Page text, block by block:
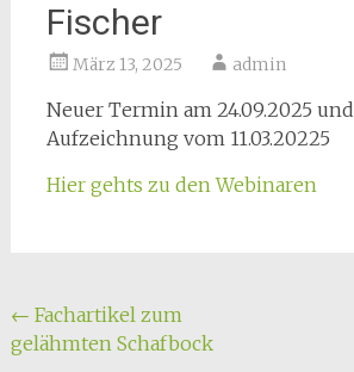
Fischer
März 13, 2025 admin
Neuer Termin am 24.09.2025 und
Aufzeichnung vom 11.03.20225
Hier gehts zu den Webinaren
Beitragsnavigation
← Fachartikel zum
gelähmten Schafbock